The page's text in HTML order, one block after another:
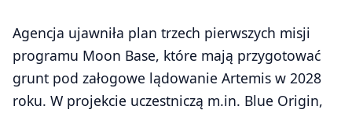
Agencja ujawniła plan trzech pierwszych misji
programu Moon Base, które mają przygotować
grunt pod załogowe lądowanie Artemis w 2028
roku. W projekcie uczestniczą m.in. Blue Origin,